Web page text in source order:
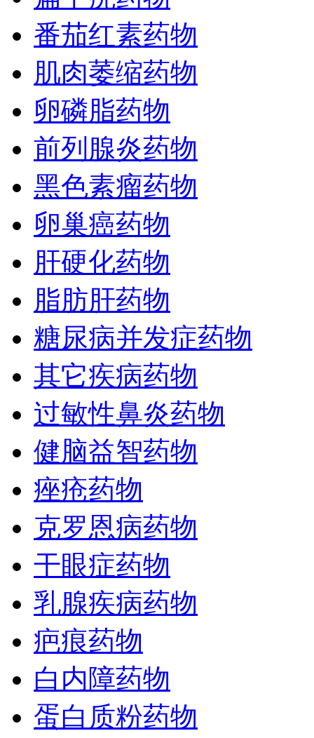
番茄红素药物
肌肉萎缩药物
卵磷脂药物
前列腺炎药物
黑色素瘤药物
卵巢癌药物
肝硬化药物
脂肪肝药物
糖尿病并发症药物
其它疾病药物
过敏性鼻炎药物
健脑益智药物
痤疮药物
克罗恩病药物
干眼症药物
乳腺疾病药物
疤痕药物
白内障药物
蛋白质粉药物